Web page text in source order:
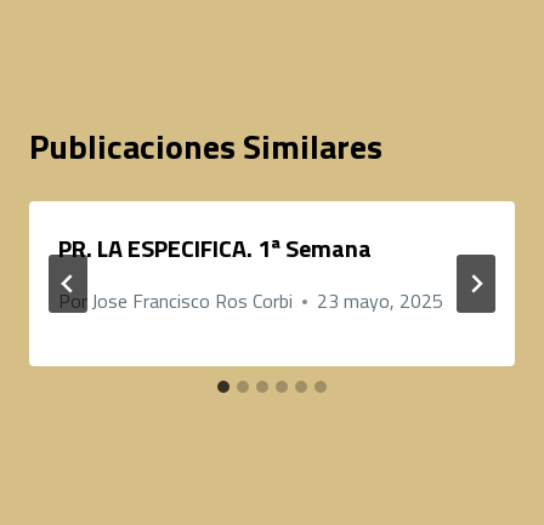
Publicaciones Similares
PR. LA ESPECIFICA. 1ª Semana
PorJose Francisco Ros Corbi 23 mayo, 2025